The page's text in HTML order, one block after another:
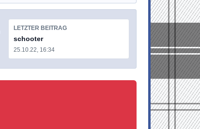
LETZTER BEITRAG
schooter
25.10.22, 16:34